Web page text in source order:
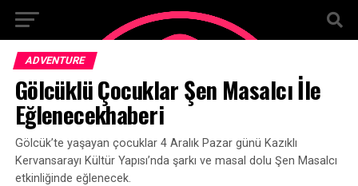
ADVENTURE
Gölcüklü Çocuklar Şen Masalcı İle
Eğlenecekhaberi
Gölcük’te yaşayan çocuklar 4 Aralık Pazar günü Kazıklı
Kervansarayı Kültür Yapısı’nda şarkı ve masal dolu Şen Masalcı
etkinliğinde eğlenecek.